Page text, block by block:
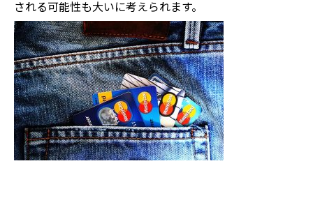
される可能性も大いに考えられます。